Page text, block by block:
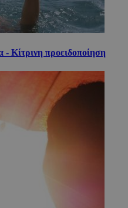
Κίτρινη προειδοποίηση